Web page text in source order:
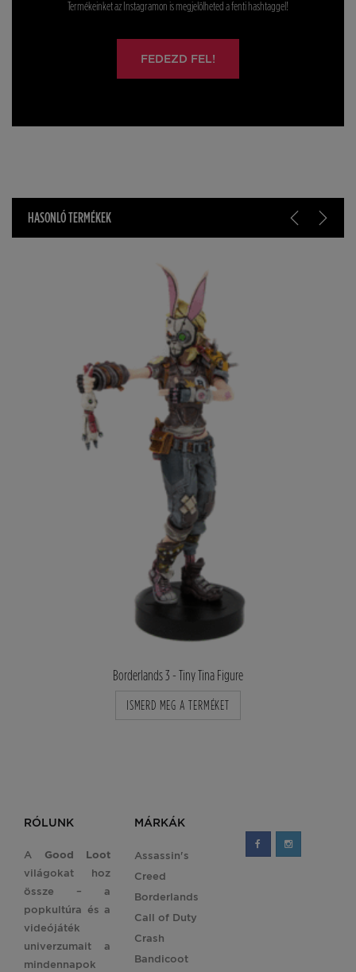
Termékeinket az Instagramon is megjelölheted a fenti hashtaggel!
FEDEZD FEL!
HASONLÓ TERMÉKEK
Borderlands 3 - Tiny Tina Figure
ISMERD MEG A TERMÉKET
RÓLUNK
A Good Loot
világokat hoz
össze – a
popkultúra és a
videójáték
univerzumait a
mindennapok
MÁRKÁK
Assassin's
Creed
Borderlands
Call of Duty
Crash
Bandicoot